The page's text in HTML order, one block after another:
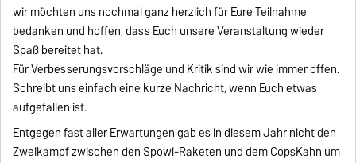
wir möchten uns nochmal ganz herzlich für Eure Teilnahme
bedanken und hoffen, dass Euch unsere Veranstaltung wieder
Spaß bereitet hat.
Für Verbesserungsvorschläge und Kritik sind wir wie immer offen.
Schreibt uns einfach eine kurze Nachricht, wenn Euch etwas
aufgefallen ist.
Entgegen fast aller Erwartungen gab es in diesem Jahr nicht den
Zweikampf zwischen den Spowi-Raketen und dem CopsKahn um